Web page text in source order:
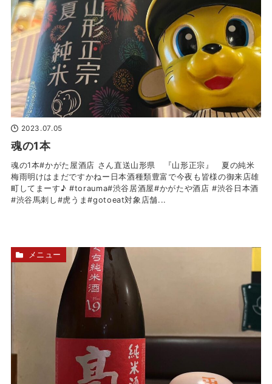
2023.07.05
魂の1本
魂の1本#かがた屋酒店 さん直送山形県 『山形正宗』 夏の純米
梅雨明けはまだですかねー日本酒種類豊富で今夜も皆様の御来店雄
町してまーす♪ #torauma#渋谷居酒屋#かがたや酒店 #渋谷日本酒
#渋谷馬刺し#虎うま#gotoeat対象店舗...
メニュー